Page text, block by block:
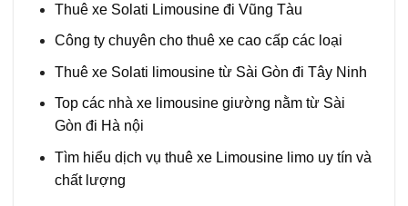
Thuê xe Solati Limousine đi Vũng Tàu
Công ty chuyên cho thuê xe cao cấp các loại
Thuê xe Solati limousine từ Sài Gòn đi Tây Ninh
Top các nhà xe limousine giường nằm từ Sài
Gòn đi Hà nội
Tìm hiểu dịch vụ thuê xe Limousine limo uy tín và
chất lượng